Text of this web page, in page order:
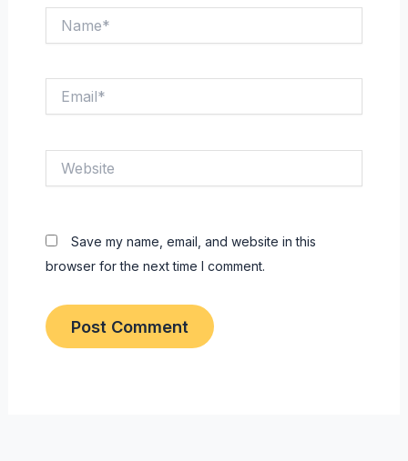
Save my name, email, and website in this
browser for the next time I comment.